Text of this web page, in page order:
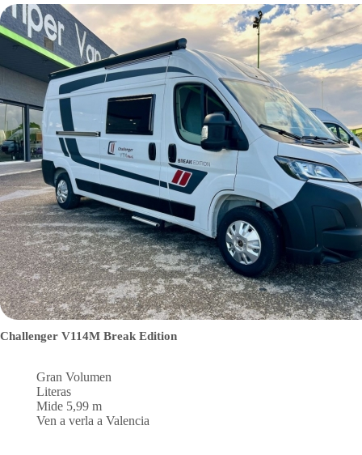
Challenger V114M Break Edition
Gran Volumen
Literas
Mide 5,99 m
Ven a verla a Valencia